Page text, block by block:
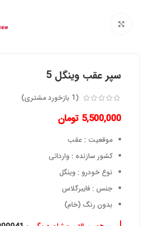
سپر عقب وینگل 5
(
1 بازخورد مشتری)
5,500,000 تومان
موقعیت : عقب
کشور سازنده : وارداتی
نوع خودرو : وینگل
جنس : فایبرگلاس
بدون رنگ (خام)